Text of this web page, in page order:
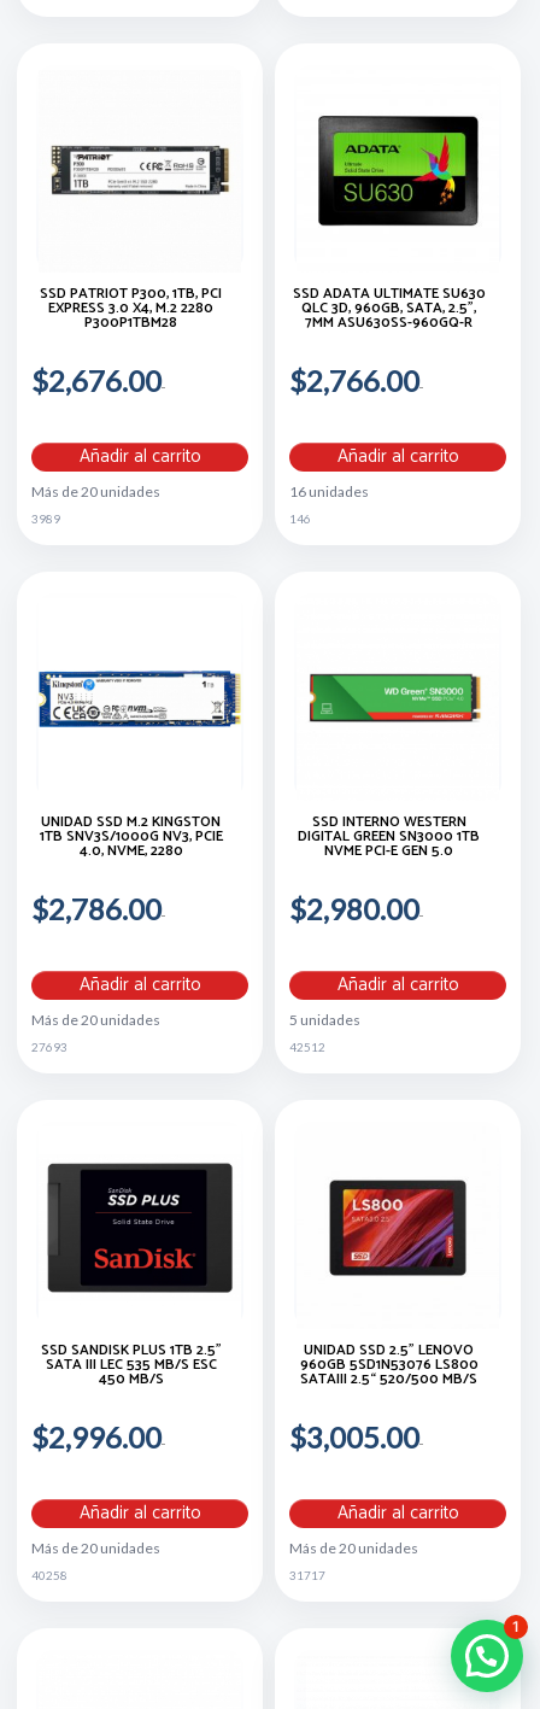
SSD PATRIOT P300, 1TB, PCI
EXPRESS 3.0 X4, M.2 2280
P300P1TBM28
$2,676.00
Añadir al carrito
Más de 20 unidades
3989
SSD ADATA ULTIMATE SU630
QLC 3D, 960GB, SATA, 2.5",
7MM ASU630SS-960GQ-R
$2,766.00
Añadir al carrito
16 unidades
146
UNIDAD SSD M.2 KINGSTON
1TB SNV3S/1000G NV3, PCIE
4.0, NVME, 2280
$2,786.00
Añadir al carrito
Más de 20 unidades
27693
SSD INTERNO WESTERN
DIGITAL GREEN SN3000 1TB
NVME PCI-E GEN 5.0
$2,980.00
Añadir al carrito
5 unidades
42512
SSD SANDISK PLUS 1TB 2.5"
SATA III LEC 535 MB/s ESC
450 MB/s
$2,996.00
Añadir al carrito
Más de 20 unidades
40258
UNIDAD SSD 2.5" LENOVO
960GB 5SD1N53076 LS800
SATAIII 2.5“ 520/500 MB/S
$3,005.00
Añadir al carrito
Más de 20 unidades
31717
1